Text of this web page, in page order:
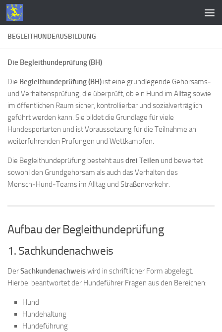
Zum Inhalt springen
BEGLEITHUNDEAUSBILDUNG
Die Begleithundeprüfung (BH)
Die Begleithundeprüfung (BH) ist eine grundlegende Gehorsams‑
und Verhaltensprüfung, die überprüft, ob ein Hund im Alltag sowie
im öffentlichen Raum sicher, kontrollierbar und sozialverträglich
geführt werden kann. Sie bildet die Grundlage für viele
Hundesportarten und ist Voraussetzung für die Teilnahme an
weiterführenden Prüfungen und Wettkämpfen.
Die Begleithundeprüfung besteht ausdrei Teilen und bewertet
sowohl den Grundgehorsam als auch das Verhalten des
Mensch‑Hund‑Teams im Alltag und Straßenverkehr.
Aufbau der Begleithundeprüfung
1. Sachkundenachweis
DerSachkundenachweiswird in schriftlicher Form abgelegt.
Hierbei beantwortet der Hundeführer Fragen aus den Bereichen:
Hund
Hundehaltung
Hundeführung